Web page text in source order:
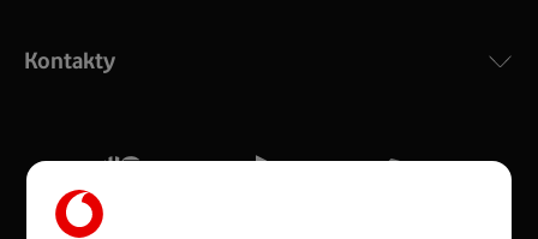
silný signál pro celou domácnost. Kompaktní rozměry 21
Více o COMPAL CH7465VF
Kontakty